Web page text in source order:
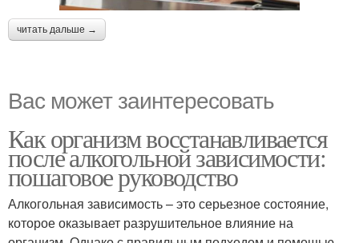
читать дальше →
Вас может заинтересовать
Как организм восстанавливается
после алкогольной зависимости:
пошаговое руководство
Алкогольная зависимость – это серьезное состояние,
которое оказывает разрушительное влияние на